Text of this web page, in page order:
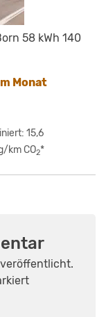
58 kWh 140
Monat
15,6
km CO2*